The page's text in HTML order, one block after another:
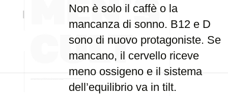
Non è solo il caffè o la
mancanza di sonno. B12 e D
sono di nuovo protagoniste. Se
mancano, il cervello riceve
meno ossigeno e il sistema
dell’equilibrio va in tilt.